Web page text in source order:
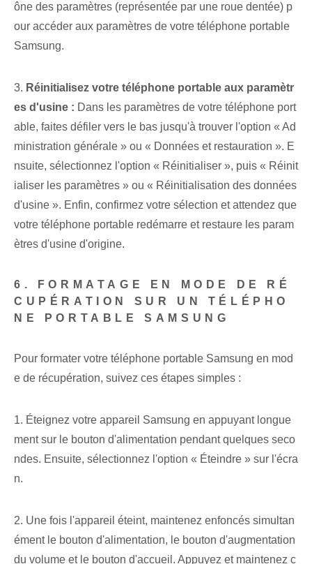
ône des paramètres (représentée par une roue dentée) p
our accéder aux paramètres de votre téléphone portable
Samsung.
3. Réinitialisez votre téléphone portable aux paramètr
es d'usine : Dans les paramètres de votre téléphone port
able, faites défiler vers le bas jusqu'à trouver l'option « Ad
ministration générale » ou « Données et restauration ». E
nsuite, sélectionnez l'option « Réinitialiser », puis « Réinit
ialiser les paramètres » ou « Réinitialisation des données
d'usine ». Enfin, confirmez votre sélection et attendez que
votre téléphone portable redémarre et restaure les param
ètres d'usine d'origine.
6. FORMATAGE EN MODE DE RÉ
CUPÉRATION SUR UN TÉLÉPHO
NE PORTABLE SAMSUNG
Pour formater votre téléphone portable Samsung en mod
e de récupération, suivez ces étapes simples :
1. Éteignez votre appareil Samsung en appuyant longue
ment sur le bouton d'alimentation pendant quelques seco
ndes. Ensuite, sélectionnez l'option « Éteindre » sur l'écra
n.
2. Une fois l'appareil éteint, maintenez enfoncés simultan
ément le bouton d'alimentation, le bouton d'augmentation
du volume et le bouton d'accueil. Appuyez et maintenez c